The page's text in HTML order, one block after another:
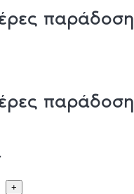
παράδοση
παράδοση
+